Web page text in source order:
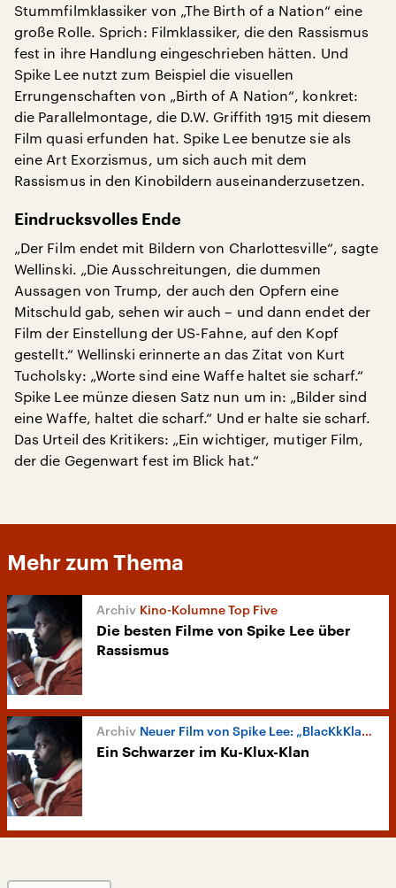
Stummfilmklassiker von „The Birth of a Nation“ eine
große Rolle. Sprich: Filmklassiker, die den Rassismus
fest in ihre Handlung eingeschrieben hätten. Und
Spike Lee nutzt zum Beispiel die visuellen
Errungenschaften von „Birth of A Nation“, konkret:
die Parallelmontage, die D.W. Griffith 1915 mit diesem
Film quasi erfunden hat. Spike Lee benutze sie als
eine Art Exorzismus, um sich auch mit dem
Rassismus in den Kinobildern auseinanderzusetzen.
Eindrucksvolles Ende
„Der Film endet mit Bildern von Charlottesville“, sagte
Wellinski. „Die Ausschreitungen, die dummen
Aussagen von Trump, der auch den Opfern eine
Mitschuld gab, sehen wir auch – und dann endet der
Film der Einstellung der US-Fahne, auf den Kopf
gestellt.“ Wellinski erinnerte an das Zitat von Kurt
Tucholsky: „Worte sind eine Waffe haltet sie scharf.“
Spike Lee münze diesen Satz nun um in: „Bilder sind
eine Waffe, haltet die scharf.“ Und er halte sie scharf.
Das Urteil des Kritikers: „Ein wichtiger, mutiger Film,
der die Gegenwart fest im Blick hat.“
Mehr zum Thema
Kino-Kolumne Top Five
Die besten Filme von Spike Lee über
Rassismus
Neuer Film von Spike Lee: „BlacKkKlansman“
Ein Schwarzer im Ku-Klux-Klan